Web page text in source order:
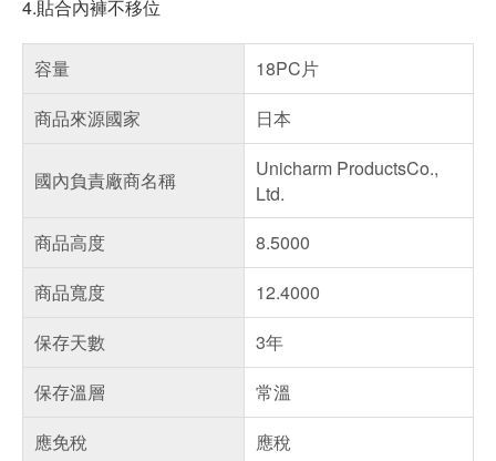
4.貼合內褲不移位
容量
18PC片
商品來源國家
日本
國內負責廠商名稱
Unicharm ProductsCo.,
Ltd.
商品高度
8.5000
商品寬度
12.4000
保存天數
3年
保存溫層
常溫
應免稅
應稅